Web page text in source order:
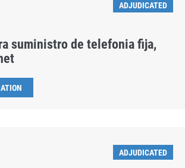
ADJUDICATED
suministro de telefonia fija,
ADJUDICATED